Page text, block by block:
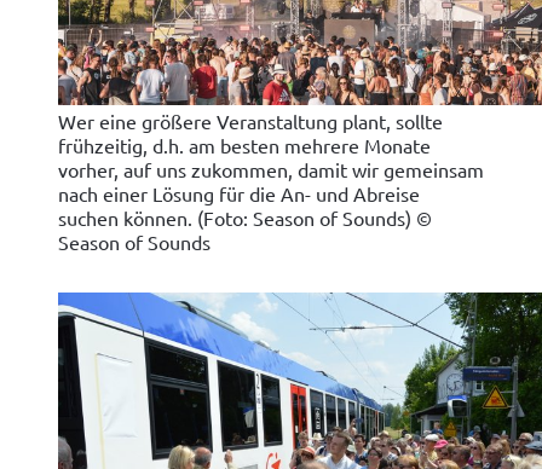
Wer eine größere Veranstaltung plant, sollte
frühzeitig, d.h. am besten mehrere Monate
vorher, auf uns zukommen, damit wir gemeinsam
nach einer Lösung für die An- und Abreise
suchen können. (Foto: Season of Sounds) ©
Season of Sounds